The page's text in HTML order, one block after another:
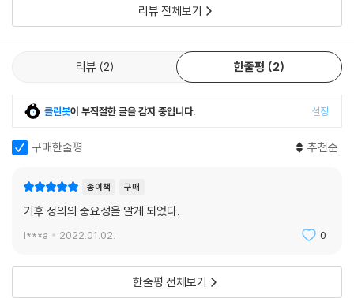
리뷰 전체보기
리뷰 2 한줄평 2
클린봇이 부적절한 글을 감지 중입니다. 설정
구매한줄평 추천순
종이책 구매
기후 정의의 중요성을 알게 되었다.
l***a 2022.01.02. 0
한줄평 전체보기